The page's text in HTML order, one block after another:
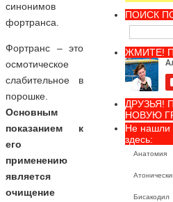
синонимов
фортранса.
Фортранс – это
осмотическое
слабительное в
порошке.
Основным
показанием к
его
применению
является
очищение
ПОИСК
ЖМИТЕ!
ДРУЗЬЯ!
НОВУЮ
Не нашли
здесь:
Анатомия
Бисакодил